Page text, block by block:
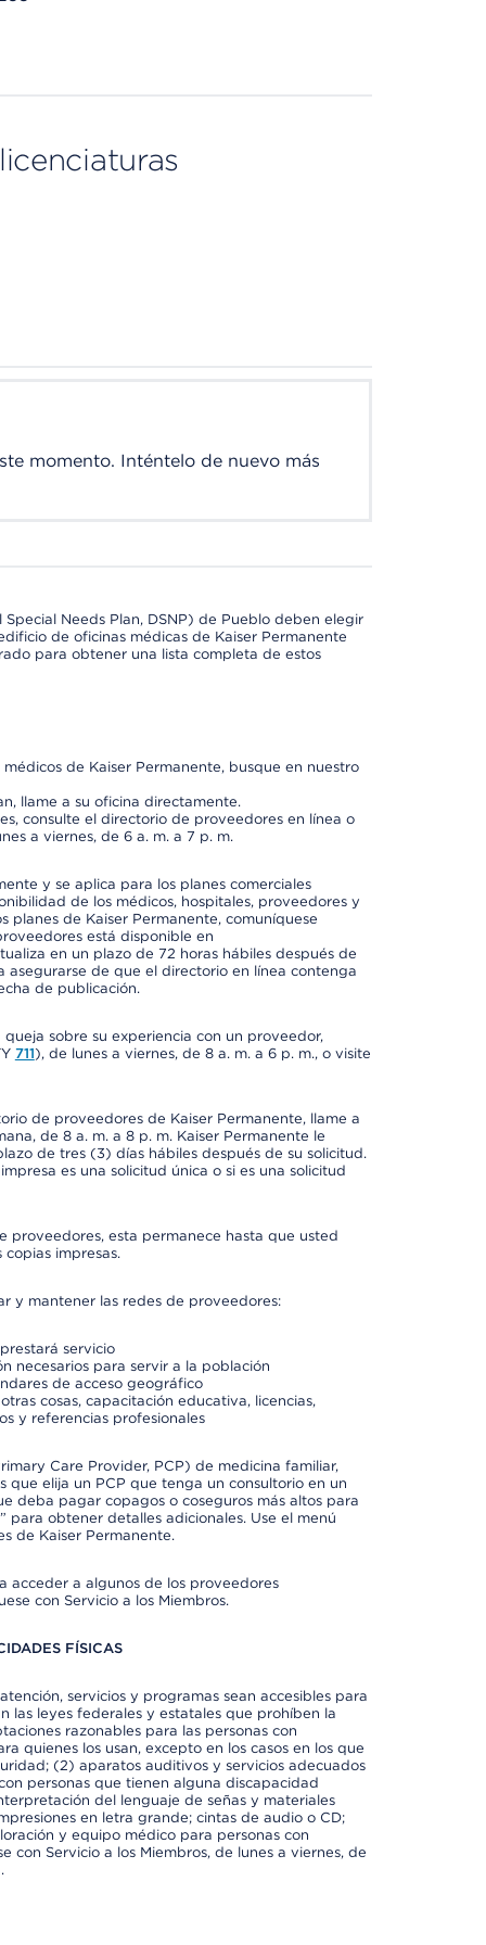
momento. Inténtelo de nuevo más
Needs Plan, DSNP) de Pueblo deben elegir
de oficinas médicas de Kaiser Permanente
para obtener una lista completa de estos
de Kaiser Permanente, busque en nuestro
llame a su oficina directamente.
consulte el directorio de proveedores en línea o
a viernes, de 6 a. m. a 7 p. m.
y se aplica para los planes comerciales
de los médicos, hospitales, proveedores y
planes de Kaiser Permanente, comuníquese
está disponible en
en un plazo de 72 horas hábiles después de
de que el directorio en línea contenga
de publicación.
sobre su experiencia con un proveedor,
711), de lunes a viernes, de 8 a. m. a 6 p. m., o visite
de proveedores de Kaiser Permanente, llame a
de 8 a. m. a 8 p. m. Kaiser Permanente le
de tres (3) días hábiles después de su solicitud.
es una solicitud única o si es una solicitud
proveedores, esta permanece hasta que usted
impresas.
y mantener las redes de proveedores:
servicio
necesarios para servir a la población
de acceso geográfico
cosas, capacitación educativa, licencias,
y referencias profesionales
Care Provider, PCP) de medicina familiar,
elija un PCP que tenga un consultorio en un
deba pagar copagos o coseguros más altos para
para obtener detalles adicionales. Use el menú
de Kaiser Permanente.
acceder a algunos de los proveedores
con Servicio a los Miembros.
FÍSICAS
servicios y programas sean accesibles para
las leyes federales y estatales que prohíben la
razonables para las personas con
quienes los usan, excepto en los casos en los que
(2) aparatos auditivos y servicios adecuados
personas que tienen alguna discapacidad
del lenguaje de señas y materiales
en letra grande; cintas de audio o CD;
y equipo médico para personas con
con Servicio a los Miembros, de lunes a viernes, de